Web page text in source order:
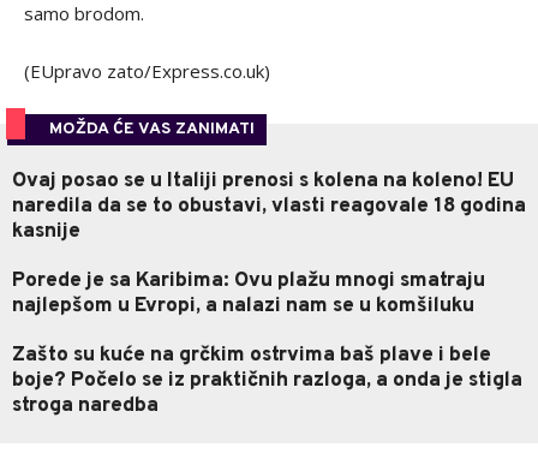
samo brodom.
(EUpravo zato/Express.co.uk)
MOŽDA ĆE VAS ZANIMATI
Ovaj posao se u Italiji prenosi s kolena na koleno! EU
naredila da se to obustavi, vlasti reagovale 18 godina
kasnije
Porede je sa Karibima: Ovu plažu mnogi smatraju
najlepšom u Evropi, a nalazi nam se u komšiluku
Zašto su kuće na grčkim ostrvima baš plave i bele
boje? Počelo se iz praktičnih razloga, a onda je stigla
stroga naredba